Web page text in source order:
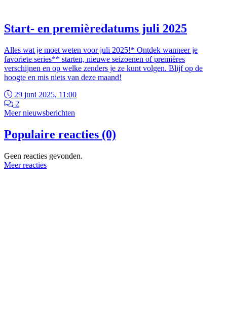
Start- en premièredatums juli 2025
Alles wat je moet weten voor juli 2025!* Ontdek wanneer je
favoriete series** starten, nieuwe seizoenen of premières
verschijnen en op welke zenders je ze kunt volgen. Blijf op de
hoogte en mis niets van deze maand!
29 juni 2025, 11:00
2
Meer nieuwsberichten
Populaire reacties (0)
Geen reacties gevonden.
Meer reacties